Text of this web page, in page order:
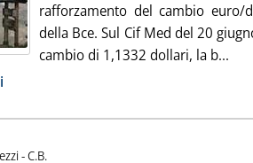
rafforzamento del cambio euro/
della Bce. Sul Cif Med del 20
cambio di 1,1332 dollari, la b...
alla notizia
-di:
C.B.